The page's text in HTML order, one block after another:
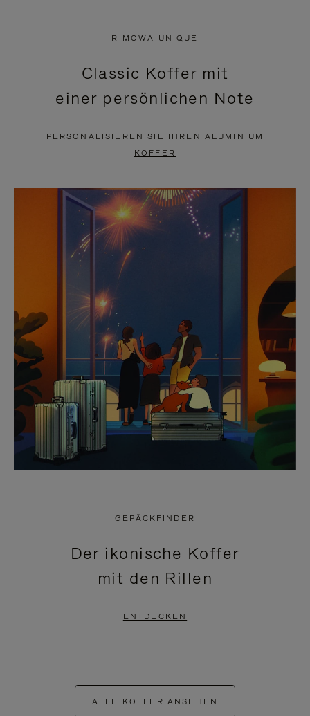
PAUSIERT,
BITTE
DRÜCKEN
ANZUHALTEN
KLICKEN
SIE
ZUM
AUFHEBEN
STUMMSCHALTUNG
RIMOWA UNIQUE
Classic Koffer mit
einer persönlichen Note
PERSONALISIEREN SIE IHREN ALUMINIUM
KOFFER
GEPÄCKFINDER
Der ikonische Koffer
mit den Rillen
ENTDECKEN
ALLE KOFFER ANSEHEN